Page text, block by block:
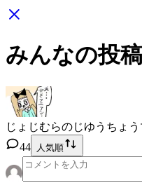
みんなの投稿
じょじむらのじゆうちょう
44
人気順